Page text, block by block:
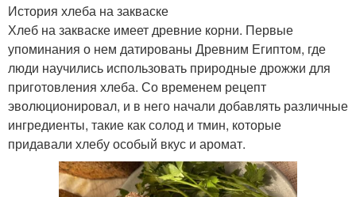
История хлеба на закваске
Хлеб на закваске имеет древние корни. Первые
упоминания о нем датированы Древним Египтом, где
люди научились использовать природные дрожжи для
приготовления хлеба. Со временем рецепт
эволюционировал, и в него начали добавлять различные
ингредиенты, такие как солод и тмин, которые
придавали хлебу особый вкус и аромат.